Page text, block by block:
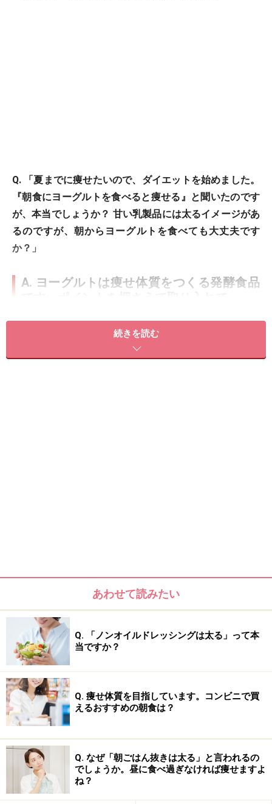
Q. 「夏までに痩せたいので、ダイエットを始めました。
『朝食にヨーグルトを食べると痩せる』と聞いたのです
が、本当でしょうか？ 甘い乳製品には太るイメージがあ
るのですが、朝からヨーグルトを食べても大丈夫です
か？」
A. ヨーグルトは痩せ体質をつくる発酵食品
朝食は一日の代謝スイッチを入れてくれるため、何を選
ぶかはダイエット成功を左右します。発酵食品であるヨ
ーグルトは、栄養バランスもよく、手軽で継続しやす
まず、ヨーグルトがダイエットにいいと言われる最大の
理由は、乳酸菌やビフィズス菌が豊富に含まれており、
「腸内フローラ」 を整えてくれるからです。腸内環境が
く作られ、老廃物の排出もスムーズにな
り、むくみの解
消や代謝の向上にも関係します。
また、ヨーグルトには良質なタンパク質も豊富に含まれ
続きを読む
あわせて読みたい
Q. 「ノンオイルドレッシングは太る」って本
当ですか？
Q. 痩せ体質を目指しています。コンビニで買
えるおすすめの朝食は？
Q. なぜ「朝ごはん抜きは太る」と言われるの
でしょうか。昼に食べ過ぎなければ痩せますよ
ね？